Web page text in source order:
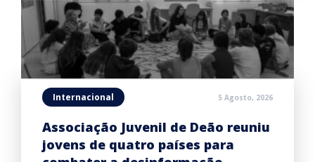
Internacional 5 Agosto, 2026
Associação Juvenil de Deão reuniu
jovens de quatro países para